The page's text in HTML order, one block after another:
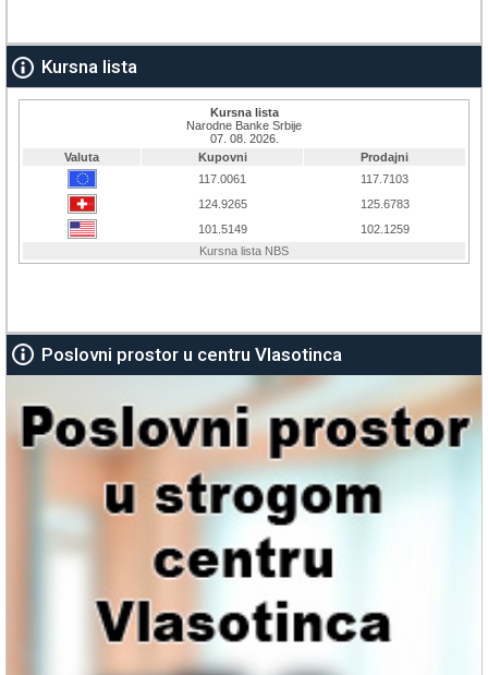
Kursna lista
Poslovni prostor u centru Vlasotinca